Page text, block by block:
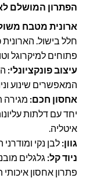
הפתרון המושלם
ארונית מטבח
חלל בישול. הארונית
פתוחים למיקרוגל
עיצוב פונקציונלי:
המאפשרים שינוע
אחסון חכם: מגירה
יחד עם דלתות
איטליה.
גוון: לבן נקי
ניוד קל: גלגלים
פתרון אחסון